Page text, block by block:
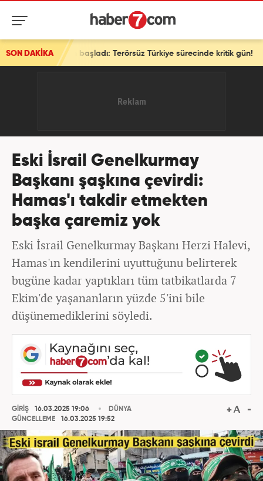
SON DAKİKA
başladı: Terörsüz Türkiye sürecinde kritik gün!
Eski İsrail Genelkurmay
Başkanı şaşkına çevirdi:
Hamas'ı takdir etmekten
başka çaremiz yok
Eski İsrail Genelkurmay Başkanı Herzi Halevi,
Hamas'ın kendilerini uyuttuğunu belirterek
bugüne kadar yaptıkları tüm tatbikatlarda 7
Ekim'de yaşananların yüzde 5'ini bile
düşünemediklerini söyledi.
GİRİŞ
16.03.2025 19:06
GÜNCELLEME
16.03.2025 19:52
DÜNYA